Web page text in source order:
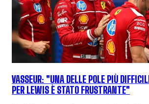
VASSEUR: "UNA DELLE POLE PIÙ
PER LEWIS È STATO FRUSTRANTE"